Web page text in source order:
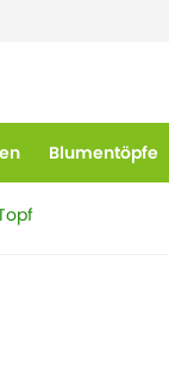
Blumentöpfe